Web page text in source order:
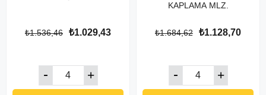
₺1.029,43
₺1.536,46
KAPLAMA MLZ.
₺1.128,70
₺1.684,62